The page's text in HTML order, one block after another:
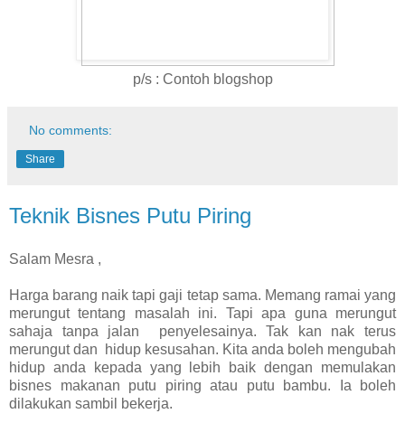
p/s : Contoh blogshop
No comments:
Share
Teknik Bisnes Putu Piring
Salam Mesra ,
Harga barang naik tapi gaji tetap sama. Memang ramai yang
merungut tentang masalah ini. Tapi apa guna merungut
sahaja tanpa jalan penyelesainya. Tak kan nak terus
merungut dan hidup kesusahan. Kita anda boleh mengubah
hidup anda kepada yang lebih baik dengan memulakan
bisnes makanan putu piring atau putu bambu. Ia boleh
dilakukan sambil bekerja.